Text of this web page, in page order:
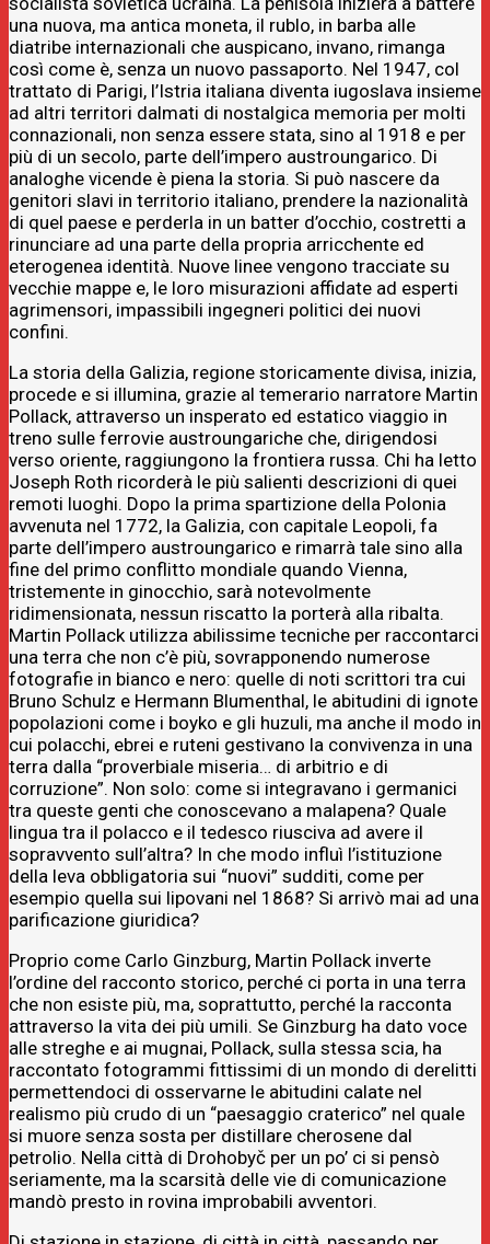
una nuova, ma antica moneta, il rublo, in barba alle
diatribe internazionali che auspicano, invano, rimanga
così come è, senza un nuovo passaporto. Nel 1947, col
trattato di Parigi, l’Istria italiana diventa iugoslava insieme
ad altri territori dalmati di nostalgica memoria per molti
connazionali, non senza essere stata, sino al 1918 e per
più di un secolo, parte dell’impero austroungarico. Di
analoghe vicende è piena la storia. Si può nascere da
genitori slavi in territorio italiano, prendere la nazionalità
di quel paese e perderla in un batter d’occhio, costretti a
rinunciare ad una parte della propria arricchente ed
eterogenea identità. Nuove linee vengono tracciate su
vecchie mappe e, le loro misurazioni affidate ad esperti
agrimensori, impassibili ingegneri politici dei nuovi
confini.
La storia della Galizia, regione storicamente divisa, inizia,
procede e si illumina, grazie al temerario narratore Martin
Pollack, attraverso un insperato ed estatico viaggio in
treno sulle ferrovie austroungariche che, dirigendosi
verso oriente, raggiungono la frontiera russa. Chi ha letto
Joseph Roth ricorderà le più salienti descrizioni di quei
remoti luoghi. Dopo la prima spartizione della Polonia
avvenuta nel 1772, la Galizia, con capitale Leopoli, fa
parte dell’impero austroungarico e rimarrà tale sino alla
fine del primo conflitto mondiale quando Vienna,
tristemente in ginocchio, sarà notevolmente
ridimensionata, nessun riscatto la porterà alla ribalta.
Martin Pollack utilizza abilissime tecniche per raccontarci
una terra che non c’è più, sovrapponendo numerose
fotografie in bianco e nero: quelle di noti scrittori tra cui
Bruno Schulz e Hermann Blumenthal, le abitudini di ignote
popolazioni come i boyko e gli huzuli, ma anche il modo in
cui polacchi, ebrei e ruteni gestivano la convivenza in una
terra dalla “proverbiale miseria… di arbitrio e di
corruzione”. Non solo: come si integravano i germanici
tra queste genti che conoscevano a malapena? Quale
lingua tra il polacco e il tedesco riusciva ad avere il
sopravvento sull’altra? In che modo influì l’istituzione
della leva obbligatoria sui “nuovi” sudditi, come per
esempio quella sui lipovani nel 1868? Si arrivò mai ad una
parificazione giuridica?
Proprio come Carlo Ginzburg, Martin Pollack inverte
l’ordine del racconto storico, perché ci porta in una terra
che non esiste più, ma, soprattutto, perché la racconta
attraverso la vita dei più umili. Se Ginzburg ha dato voce
alle streghe e ai mugnai, Pollack, sulla stessa scia, ha
raccontato fotogrammi fittissimi di un mondo di derelitti
permettendoci di osservarne le abitudini calate nel
realismo più crudo di un “paesaggio craterico” nel quale
si muore senza sosta per distillare cherosene dal
petrolio. Nella città di Drohobyč per un po’ ci si pensò
seriamente, ma la scarsità delle vie di comunicazione
mandò presto in rovina improbabili avventori.